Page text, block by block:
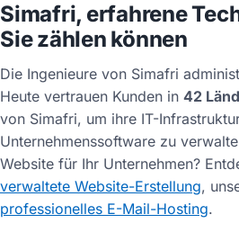
Simafri, erfahrene
Sie zählen können
Die Ingenieure von Simafri
Heute vertrauen Kunden in 42
von Simafri, um ihre IT-
Unternehmenssoftware zu
Website für Ihr Unternehmen?
verwaltete Website-Erstellung,
professionelles E-Mail-Hosting.